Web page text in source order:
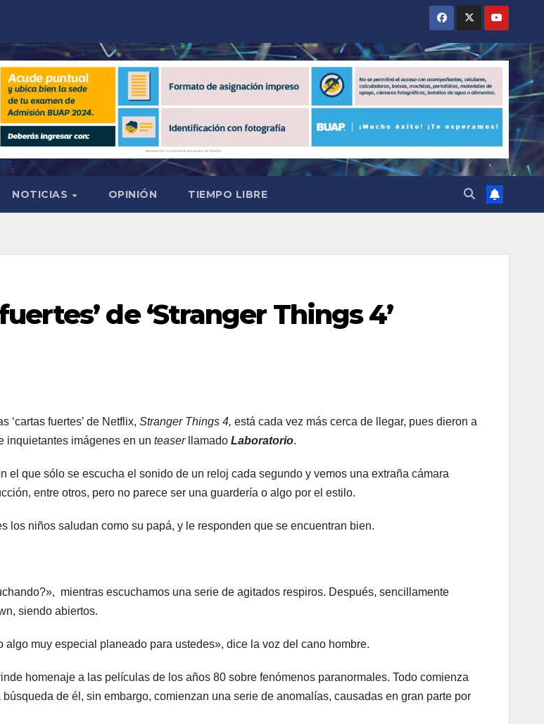
NOTICIAS OPINIÓN TIEMPO LIBRE
de ‘Stranger Things 4’
‘cartas fuertes’ de Netflix, Stranger Things 4, está cada vez más cerca de llegar, pues dieron a
inquietantes imágenes en un teaser llamado Laboratorio.
el que sólo se escucha el sonido de un reloj cada segundo y vemos una extraña cámara
entre otros, pero no parece ser una guardería o algo por el estilo.
los niños saludan como su papá, y le responden que se encuentran bien.
mientras escuchamos una serie de agitados respiros. Después, sencillamente
siendo abiertos.
muy especial planeado para ustedes», dice la voz del cano hombre.
homenaje a las películas de los años 80 sobre fenómenos paranormales. Todo comienza
de él, sin embargo, comienzan una serie de anomalías, causadas en gran parte por